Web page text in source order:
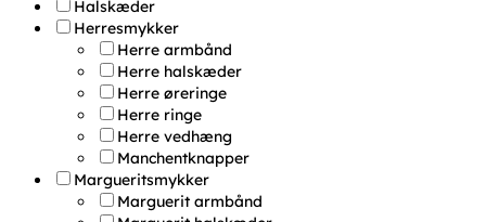
Halskæder
Herresmykker
Herre armbånd
Herre halskæder
Herre øreringe
Herre ringe
Herre vedhæng
Manchentknapper
Margueritsmykker
Marguerit armbånd